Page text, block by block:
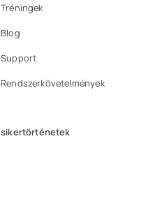
Tréningek
Blog
Support
Rendszerkövetelmények
sikertörténetek